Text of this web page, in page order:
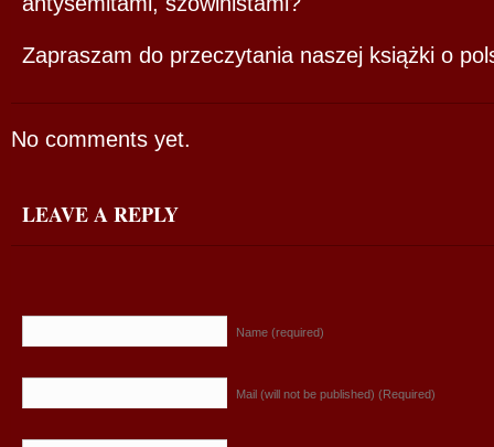
Zapraszam do przeczytania naszej książki o
No comments yet.
LEAVE A REPLY
Name (required)
Mail (will not be published) (Required)